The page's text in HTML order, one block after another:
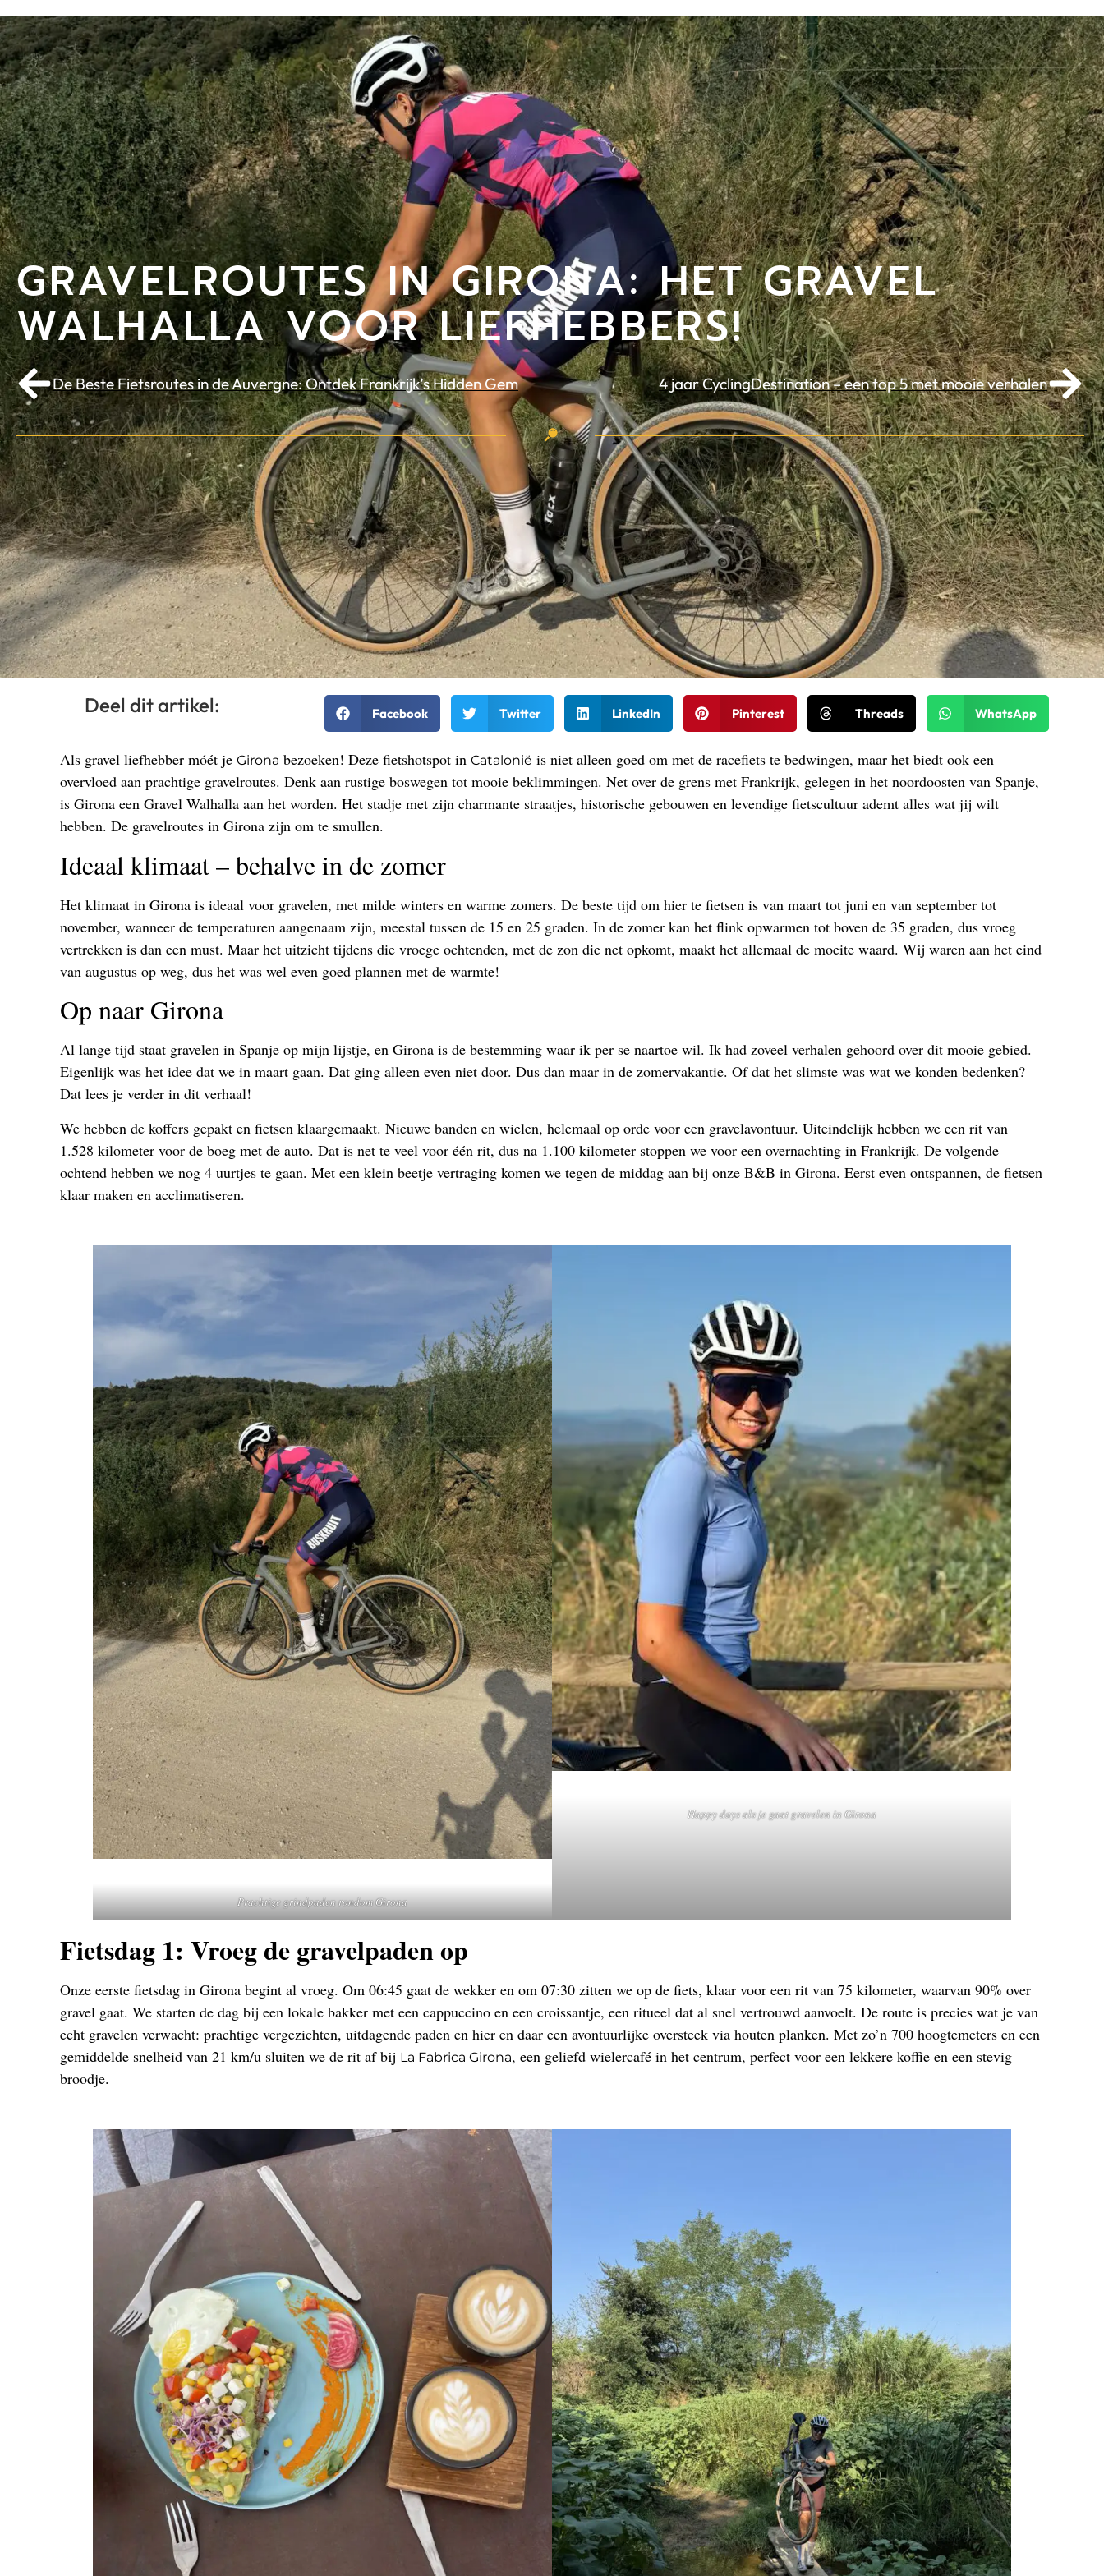
GRAVELROUTES IN GIRONA: HET GRAVEL
WALHALLA VOOR LIEFHEBBERS!
De Beste Fietsroutes in de Auvergne: Ontdek Frankrijk’s Hidden Gem 4 jaar CyclingDestination – een top 5 met mooie verhalen
Deel dit artikel: Facebook Twitter LinkedIn Pinterest Threads WhatsApp
Als gravel liefhebber móét je Girona bezoeken! Deze fietshotspot in Catalonië is niet alleen goed om met de racefiets te bedwingen, maar het biedt ook een
overvloed aan prachtige gravelroutes. Denk aan rustige boswegen tot mooie beklimmingen. Net over de grens met Frankrijk, gelegen in het noordoosten van Spanje,
is Girona een Gravel Walhalla aan het worden. Het stadje met zijn charmante straatjes, historische gebouwen en levendige fietscultuur ademt alles wat jij wilt
hebben. De gravelroutes in Girona zijn om te smullen.
Ideaal klimaat – behalve in de zomer
Het klimaat in Girona is ideaal voor gravelen, met milde winters en warme zomers. De beste tijd om hier te fietsen is van maart tot juni en van september tot
november, wanneer de temperaturen aangenaam zijn, meestal tussen de 15 en 25 graden. In de zomer kan het flink opwarmen tot boven de 35 graden, dus vroeg
vertrekken is dan een must. Maar het uitzicht tijdens die vroege ochtenden, met de zon die net opkomt, maakt het allemaal de moeite waard. Wij waren aan het eind
van augustus op weg, dus het was wel even goed plannen met de warmte!
Op naar Girona
Al lange tijd staat gravelen in Spanje op mijn lijstje, en Girona is de bestemming waar ik per se naartoe wil. Ik had zoveel verhalen gehoord over dit mooie gebied.
Eigenlijk was het idee dat we in maart gaan. Dat ging alleen even niet door. Dus dan maar in de zomervakantie. Of dat het slimste was wat we konden bedenken?
Dat lees je verder in dit verhaal!
We hebben de koffers gepakt en fietsen klaargemaakt. Nieuwe banden en wielen, helemaal op orde voor een gravelavontuur. Uiteindelijk hebben we een rit van
1.528 kilometer voor de boeg met de auto. Dat is net te veel voor één rit, dus na 1.100 kilometer stoppen we voor een overnachting in Frankrijk. De volgende
ochtend hebben we nog 4 uurtjes te gaan. Met een klein beetje vertraging komen we tegen de middag aan bij onze B&B in Girona. Eerst even ontspannen, de fietsen
klaar maken en acclimatiseren.
Prachtige grindpaden rondom Girona
Happy days als je gaat gravelen in Girona
Fietsdag 1: Vroeg de gravelpaden op
Onze eerste fietsdag in Girona begint al vroeg. Om 06:45 gaat de wekker en om 07:30 zitten we op de fiets, klaar voor een rit van 75 kilometer, waarvan 90% over
gravel gaat. We starten de dag bij een lokale bakker met een cappuccino en een croissantje, een ritueel dat al snel vertrouwd aanvoelt. De route is precies wat je van
echt gravelen verwacht: prachtige vergezichten, uitdagende paden en hier en daar een avontuurlijke oversteek via houten planken. Met zo’n 700 hoogtemeters en een
gemiddelde snelheid van 21 km/u sluiten we de rit af bij La Fabrica Girona, een geliefd wielercafé in het centrum, perfect voor een lekkere koffie en een stevig
broodje.